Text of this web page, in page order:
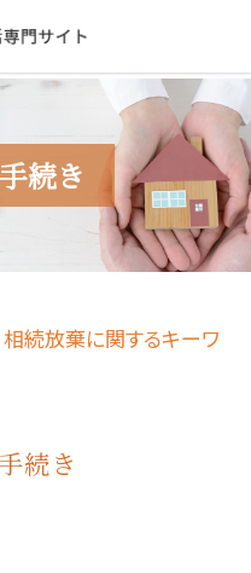
続き
相続放棄に関するキーワ
続き